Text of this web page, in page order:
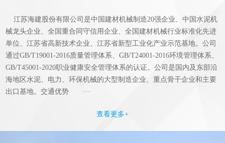
江苏海建股份有限公司是中国建材机械制造20强企业、中国水泥机
械龙头企业、全国重合同守信用企业、全国建材机械行业标准化先进
单位、江苏省高新技术企业、江苏省新型工业化产业示范基地。公司
通过GB/T19001-2016质量管理体系、GB/T24001-2016环境管理体系、
GB/T45001-2020职业健康安全管理体系的认证。公司是国内及东部沿
海地区水泥、电力、环保机械的大型制造企业、重点骨干企业和主要
出口基地。交通优势 ···
查看更多+